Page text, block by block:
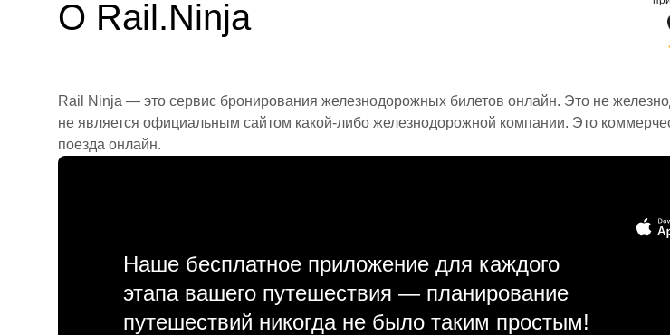
О Rail.Ninja
Rail Ninja — это сервис бронирования железнодорожных билетов онлайн. Это не
не является официальным сайтом какой-либо железнодорожной компании. Это
поезда онлайн.
Наше бесплатное приложение для каждого
этапа вашего путешествия — планирование
путешествий никогда не было таким простым!